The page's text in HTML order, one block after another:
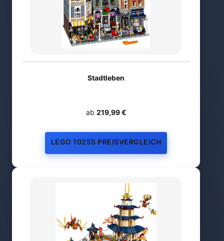
Stadtleben
ab 219,99 €
LEGO 10255 PREISVERGLEICH